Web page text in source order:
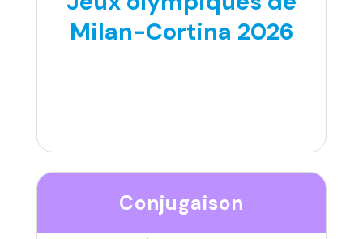
Milan-Cortina 2026
Conjugaison